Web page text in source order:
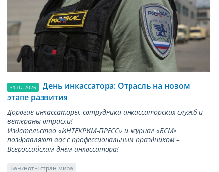
31.07.2026
День инкассатора: Отрасль на новом
этапе развития
Дорогие инкассаторы, сотрудники инкассаторских служб и
ветераны отрасли!
Издательство «ИНТЕКРИМ-ПРЕСС» и журнал «БСМ»
поздравляют вас с профессиональным праздником –
Всероссийским днём инкассатора!
Банкноты стран мира